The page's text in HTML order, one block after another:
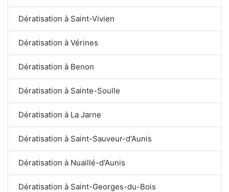
Dératisation à Saint-Vivien
Dératisation à Vérines
Dératisation à Benon
Dératisation à Sainte-Soulle
Dératisation à La Jarne
Dératisation à Saint-Sauveur-d'Aunis
Dératisation à Nuaillé-d'Aunis
Dératisation à Saint-Georges-du-Bois